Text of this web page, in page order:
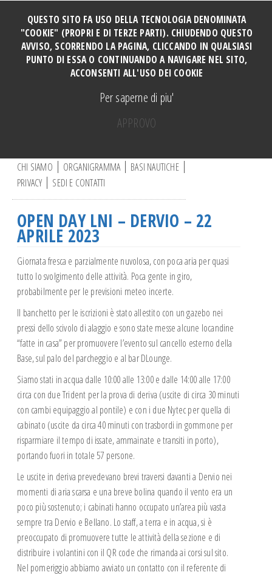
r
.
CHI SIAMO ORGANIGRAMMA
BASI NAUTICHE
PRIVACY
SEDI E CONTATTI
HOME
Manovre e Ormeggi Cabinati
Manovre a motore base DERVIO
Vela ragazzi
CORSO CATAMARANO
Canoa
Vela e disabili
Corsi Meteo
Corso GMDSS-SRC
SICUREZZA WS OSR 6.01
CORSO NAVIGAZIONE ASTRONOMICA
PATENTE NAUTICA
CONFERENZE
SQUADRA AGONISTICA
SCUOLE
Giornata del Mare
REGATE
ISTRUTTORI
I nostri Istruttori
Documenti Istruttori
Spazio Istruttori Canoa
Spazio Istruttori Vela
OPEN DAY LNI – DERVIO – 22
APRILE 2023
Giornata fresca e parzialmente nuvolosa, con poca aria per quasi
tutto lo svolgimento delle attività. Poca gente in giro,
probabilmente per le previsioni meteo incerte.
Il banchetto per le iscrizioni è stato allestito con un gazebo nei
pressi dello scivolo di alaggio e sono state messe alcune locandine
“fatte in casa” per promuovere l’evento sul cancello esterno della
Base, sul palo del parcheggio e al bar DLounge.
Siamo stati in acqua dalle 10:00 alle 13:00 e dalle 14:00 alle 17:00
circa con due Trident per la prova di deriva (uscite di circa 30 minuti
con cambi equipaggio al pontile) e con i due Nytec per quella di
cabinato (uscite da circa 40 minuti con trasbordi in gommone per
risparmiare il tempo di issate, ammainate e transiti in porto),
portando fuori in totale 57 persone.
Le uscite in deriva prevedevano brevi traversi davanti a Dervio nei
momenti di aria scarsa e una breve bolina quando il vento era un
poco più sostenuto; i cabinati hanno occupato un’area più vasta
sempre tra Dervio e Bellano. Lo staff, a terra e in acqua, si è
preoccupato di promuovere tutte le attività della sezione e di
distribuire i volantini con il QR code che rimanda ai corsi sul sito.
Nel pomeriggio abbiamo avviato un contatto con il referente di
QUESTO SITO FA USO DELLA TECNOLOGIA DENOMINATA
"COOKIE" (PROPRI E DI TERZE PARTI). CHIUDENDO QUESTO
AVVISO, SCORRENDO LA PAGINA, CLICCANDO IN QUALSIASI
PUNTO DI ESSA O CONTINUANDO A NAVIGARE NEL SITO,
ACCONSENTI ALL'USO DEI COOKIE
Per saperne di piu'
APPROVO